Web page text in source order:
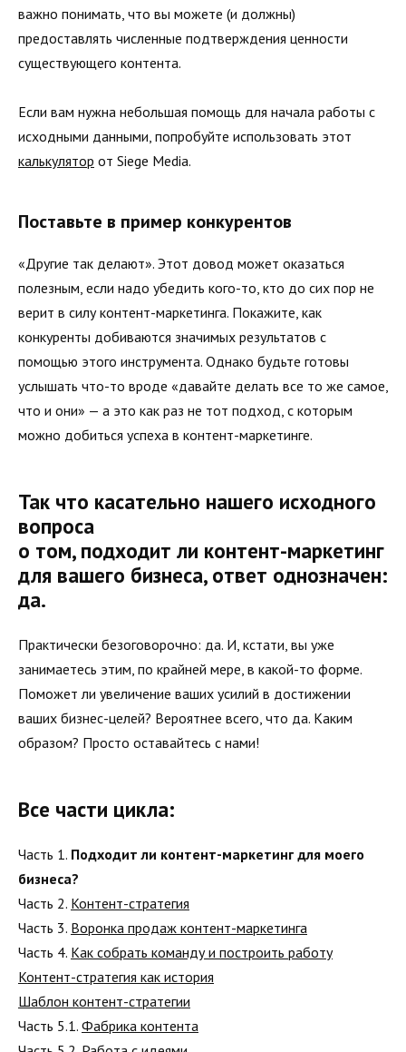
важно понимать, что вы можете (и должны)
предоставлять численные подтверждения ценности
существующего контента.
Если вам нужна небольшая помощь для начала работы с
исходными данными, попробуйте использовать этот
калькулятор от Siege Media.
Поставьте в пример конкурентов
«Другие так делают». Этот довод может оказаться
полезным, если надо убедить кого-то, кто до сих пор не
верит в силу контент-маркетинга. Покажите, как
конкуренты добиваются значимых результатов с
помощью этого инструмента. Однако будьте готовы
услышать что-то вроде «давайте делать все то же самое,
что и они» — а это как раз не тот подход, с которым
можно добиться успеха в контент-маркетинге.
Так что касательно нашего исходного
вопроса
о том, подходит ли контент-маркетинг
для вашего бизнеса, ответ однозначен:
да.
Практически безоговорочно: да. И, кстати, вы уже
занимаетесь этим, по крайней мере, в какой-то форме.
Поможет ли увеличение ваших усилий в достижении
ваших бизнес-целей? Вероятнее всего, что да. Каким
образом? Просто оставайтесь с нами!
Все части цикла:
Часть 1. Подходит ли контент-маркетинг для моего
бизнеса?
Часть 2. Контент-стратегия
Часть 3. Воронка продаж контент-маркетинга
Часть 4. Как собрать команду и построить работу
Контент-стратегия как история
Шаблон контент-стратегии
Часть 5.1. Фабрика контента